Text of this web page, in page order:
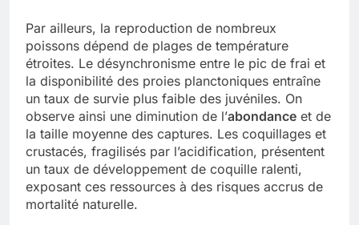
Par ailleurs, la reproduction de nombreux
poissons dépend de plages de température
étroites. Le désynchronisme entre le pic de frai et
la disponibilité des proies planctoniques entraîne
un taux de survie plus faible des juvéniles. On
observe ainsi une diminution de l’abondance et de
la taille moyenne des captures. Les coquillages et
crustacés, fragilisés par l’acidification, présentent
un taux de développement de coquille ralenti,
exposant ces ressources à des risques accrus de
mortalité naturelle.